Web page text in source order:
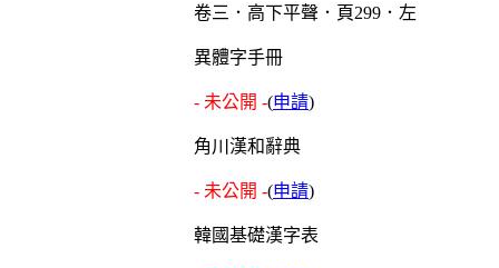
卷三．高下平聲．頁299．左
異體字手冊
- 未公開 -(申請)
角川漢和辭典
- 未公開 -(申請)
韓國基礎漢字表